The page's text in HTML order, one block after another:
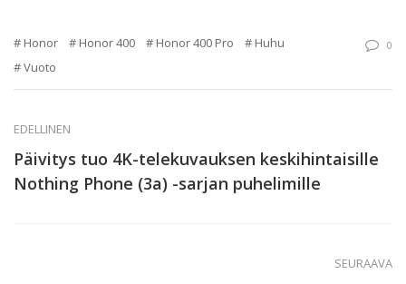
Honor Honor 400 Honor 400 Pro
Huhu
Vuoto
0
EDELLINEN
Päivitys tuo 4K-telekuvauksen keskihintaisille
Nothing Phone (3a) -sarjan puhelimille
SEURAAVA